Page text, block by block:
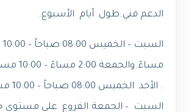
الدعم فني.طول أيام الأسبوع.
السبت – الخميس 08:00 صباحاً – 10:00
.
السبت – الجمعة.الفروع علي مستوي